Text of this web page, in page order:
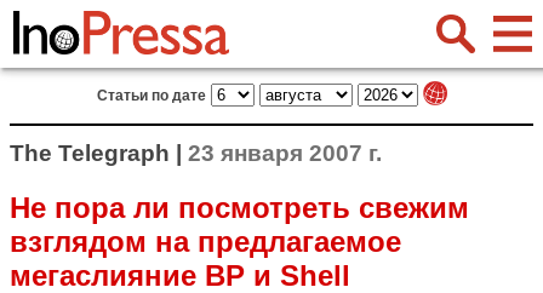
Статьи по дате
The Telegraph | 23 января 2007 г.
Не пора ли посмотреть свежим
взглядом на предлагаемое
мегаслияние BP и Shell